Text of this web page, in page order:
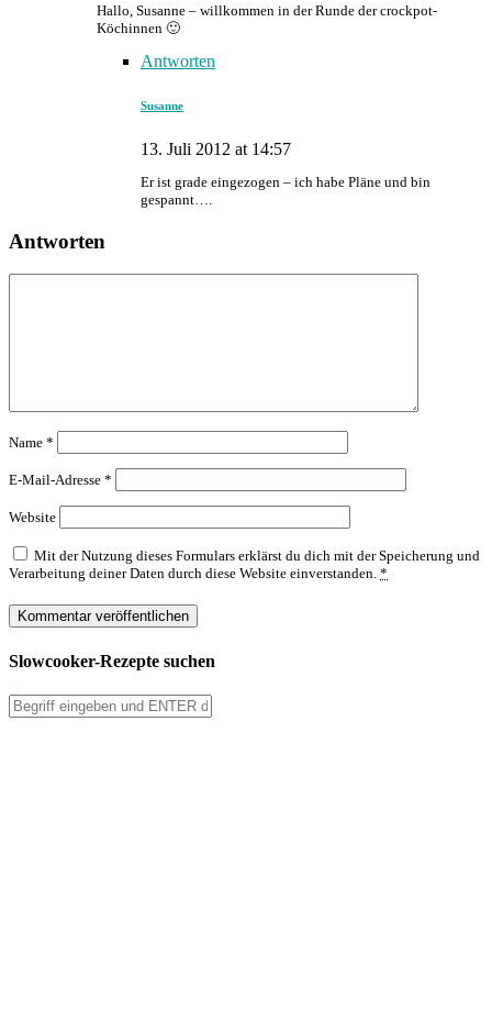
Hallo, Susanne – willkommen in der Runde der crockpot-
Köchinnen 🙂
Antworten
Susanne
13. Juli 2012 at 14:57
Er ist grade eingezogen – ich habe Pläne und bin
gespannt….
Antworten
Name *
E-Mail-Adresse *
Website
Mit der Nutzung dieses Formulars erklärst du dich mit der Speicherung und
Verarbeitung deiner Daten durch diese Website einverstanden. *
Slowcooker-Rezepte suchen